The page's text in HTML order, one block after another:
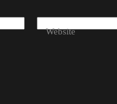
Website